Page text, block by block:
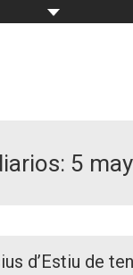
RESERVA 5
d’Estiu de